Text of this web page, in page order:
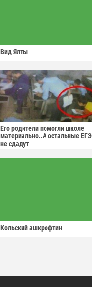
Вид Ялты
Его родители помогли школе
материально..А остальные ЕГЭ
не сдадут
Кольский ашкрофтин